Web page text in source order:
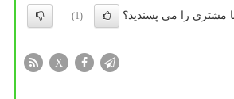
مشتری را می پسندید؟
(1)
X